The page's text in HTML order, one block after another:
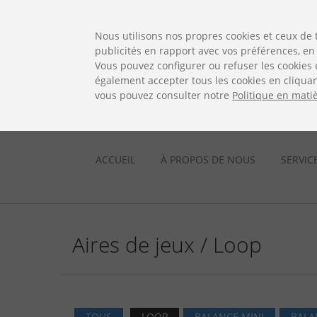
ACCUEIL À PROPOS DE NOUS
Aires de jeux / Loop
Nous utilisons nos propres cookies et ceux
publicités en rapport avec vos préférences,
Vous pouvez configurer ou refuser les
également accepter tous les cookies en
vous pouvez consulter notre Politique en